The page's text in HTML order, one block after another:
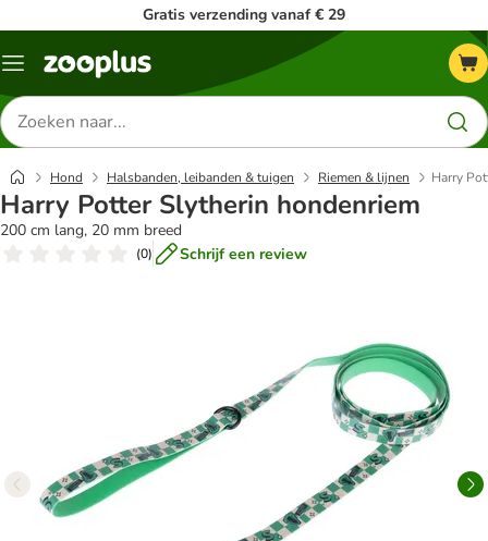
Gratis verzending vanaf € 29
Menu
Zoeken
naar
producten
Hond Halsbanden, leibanden & tuigen Riemen & lijnen Harry
Harry Potter Slytherin hondenriem
200 cm lang, 20 mm breed
(0) Schrijf een review